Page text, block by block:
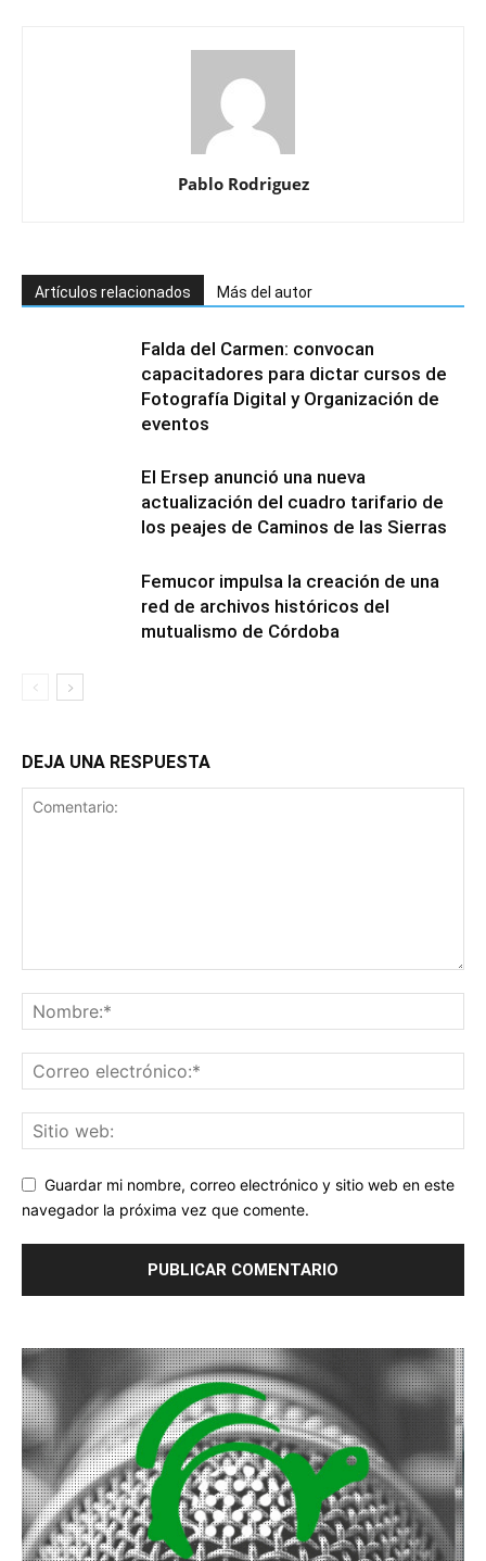
Pablo Rodriguez
Artículos relacionados Más del autor
Falda del Carmen: convocan
capacitadores para dictar cursos de
Fotografía Digital y Organización de
eventos
El Ersep anunció una nueva
actualización del cuadro tarifario de
los peajes de Caminos de las Sierras
Femucor impulsa la creación de una
red de archivos históricos del
mutualismo de Córdoba
DEJA UNA RESPUESTA
Guardar mi nombre, correo electrónico y sitio web en este
navegador la próxima vez que comente.